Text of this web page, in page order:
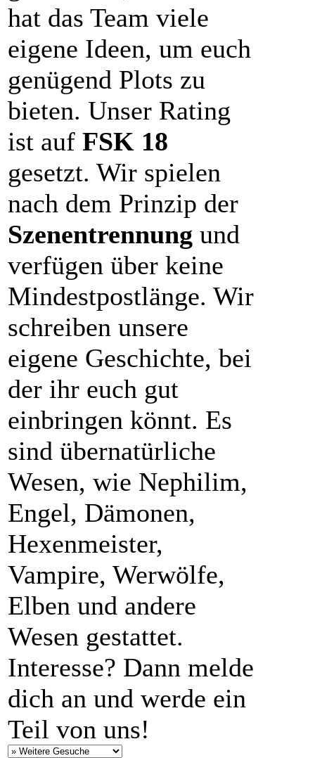
hat das Team viele
eigene Ideen, um euch
genügend Plots zu
bieten. Unser Rating
ist auf FSK 18
gesetzt. Wir spielen
nach dem Prinzip der
Szenentrennung und
verfügen über keine
Mindestpostlänge. Wir
schreiben unsere
eigene Geschichte, bei
der ihr euch gut
einbringen könnt. Es
sind übernatürliche
Wesen, wie Nephilim,
Engel, Dämonen,
Hexenmeister,
Vampire, Werwölfe,
Elben und andere
Wesen gestattet.
Interesse? Dann melde
dich an und werde ein
Teil von uns!